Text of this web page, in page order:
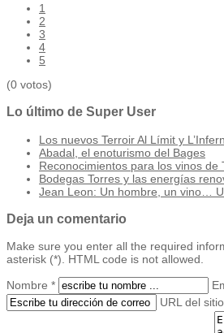
1
2
3
4
5
(0 votos)
Lo último de Super User
Los nuevos Terroir Al Límit y
Abadal, el enoturismo del Bages
Reconocimientos para los vinos de
Bodegas Torres y las energías
Jean Leon: Un hombre, un vino…
Deja un comentario
Make sure you enter all the required
asterisk (*). HTML code is not allowed.
Nombre *
URL del